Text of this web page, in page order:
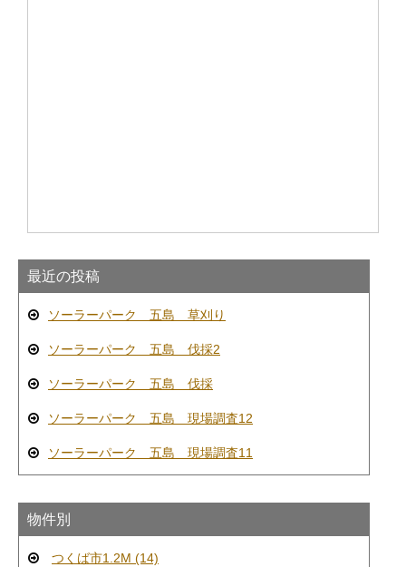
最近の投稿
ソーラーパーク 五島 草刈り
ソーラーパーク 五島 伐採2
ソーラーパーク 五島 伐採
ソーラーパーク 五島 現場調査12
ソーラーパーク 五島 現場調査11
物件別
つくば市1.2M (14)